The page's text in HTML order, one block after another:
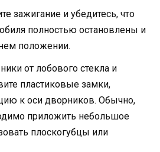
зажигание и убедитесь, что
полностью остановлены и
положении.
от лобового стекла и
пластиковые замки,
к оси дворников. Обычно,
приложить небольшое
плоскогубцы или